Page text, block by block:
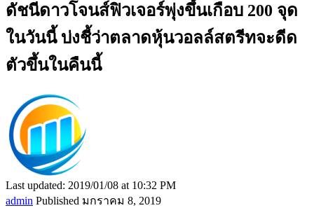
ดัชนีดาวโจนส์ฟิวเจอร์พุ่งขึ้นเกือบ 200 จุด
ในวันนี้ บ่งชี้ว่าตลาดหุ้นวอลล์สตรีทจะดีด
ตัวขึ้นในคืนนี้
Last updated: 2019/01/08 at 10:32 PM
admin Published มกราคม 8, 2019